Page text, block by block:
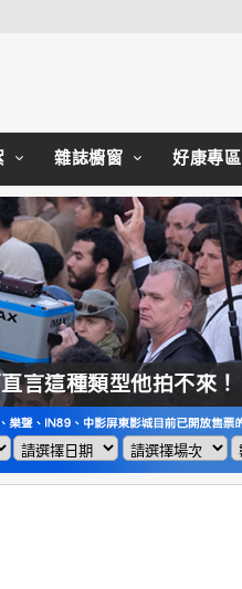
雜誌櫥窗 好康專區
言這種類型他拍不來！